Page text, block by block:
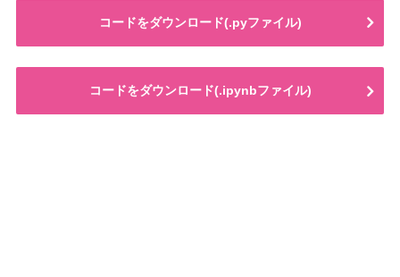
コードをダウンロード(.pyファイル)
コードをダウンロード(.ipynbファイル)